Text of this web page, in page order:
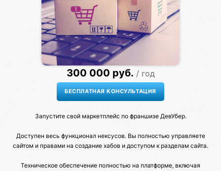
300 000 руб. / год
Запустите свой маркетплейс по франшизе ДевУбер.
Доступен весь функционал нексусов. Вы полностью управляете
сайтом и правами на создание хабов и доступом к разделам сайта.
Техническое обеспечение полностью на платформе, включая